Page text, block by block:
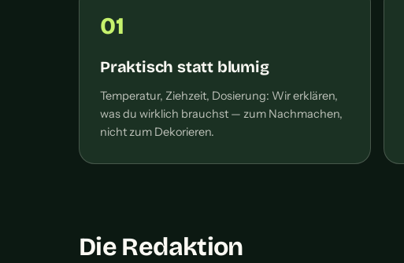
01
Praktisch statt blumig
Temperatur, Ziehzeit, Dosierung: Wir erklären,
was du wirklich brauchst — zum Nachmachen,
nicht zum Dekorieren.
Die Redaktion